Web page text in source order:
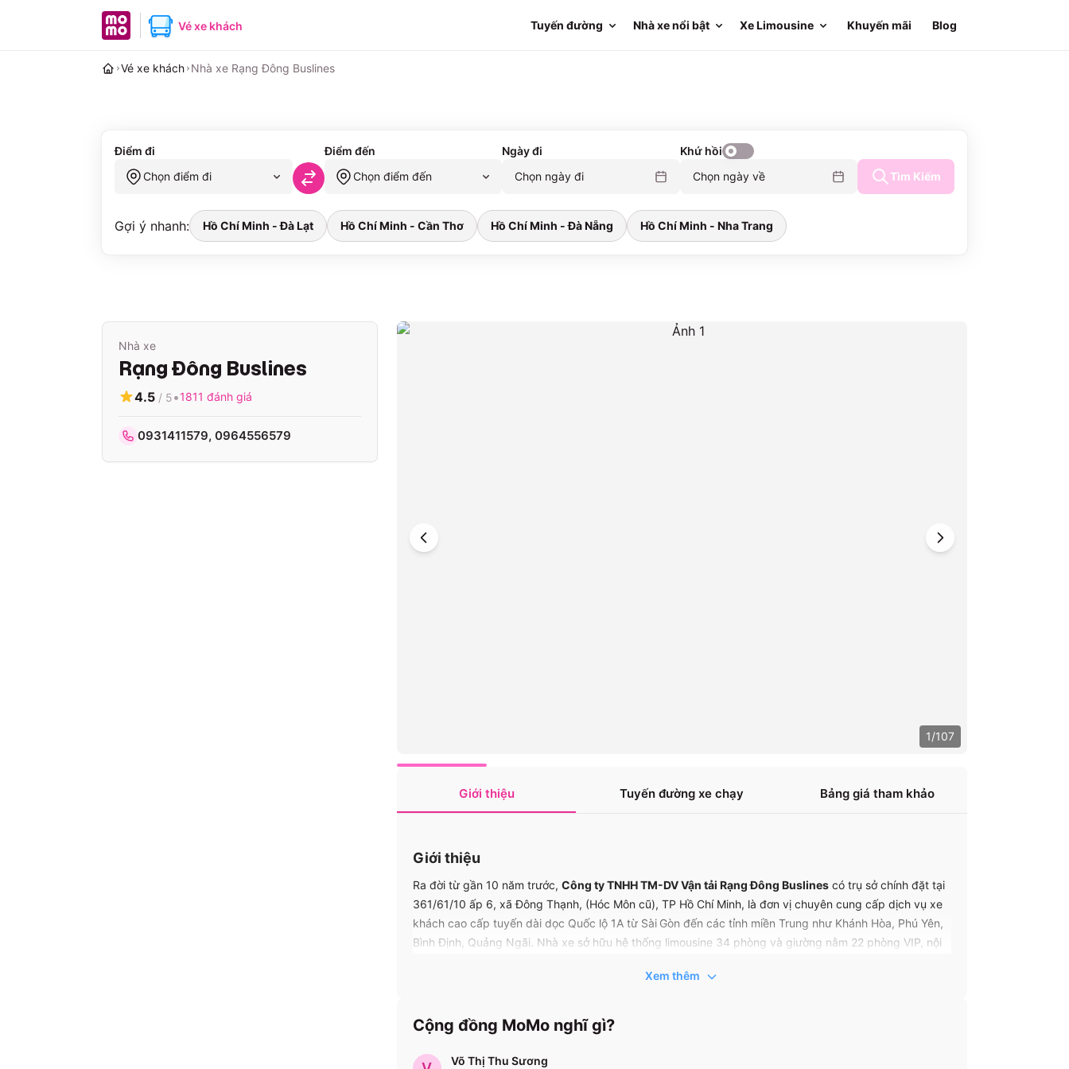
MoMo home pageVé xe khách Tuyến đường Nhà xe nổi bật Xe Limousine Khuyến mãi Blog
Vé xe khách Nhà xe Rạng Đông Buslines
Điểm đi
Chọn điểm đi
Điểm đến
Chọn điểm đến
Ngày đi
Chọn ngày đi
Khứ hồi
Chọn ngày về
Tìm Kiếm
Gợi ý nhanh: Hồ Chí Minh - Đà Lạt Hồ Chí Minh - Cần Thơ Hồ Chí Minh - Đà Nẵng Hồ Chí Minh - Nha Trang
Nhà xe
Rạng Đông Buslines
4.5 / 5•1811 đánh giá
0931411579, 0964556579
1/107
Giới thiệu Tuyến đường xe chạy Bảng giá tham khảo
Giới thiệu
Ra đời từ gần 10 năm trước, Công ty TNHH TM-DV Vận tải Rạng Đông Buslinescó trụ sở chính đặt tại
361/61/10 ấp 6, xã Đông Thạnh, (Hóc Môn cũ), TP Hồ Chí Minh, là đơn vị chuyên cung cấp dịch vụ xe
khách cao cấp tuyến dài dọc Quốc lộ 1A từ Sài Gòn đến các tỉnh miền Trung như Khánh Hòa, Phú Yên,
Bình Định, Quảng Ngãi. Nhà xe sở hữu hệ thống limousine 34 phòng và giường nằm 22 phòng VIP, nội
nghiệm thoải mái, an toàn và sang trọng nhất. Uy tín của Rạng Đông Buslines được khẳng định qua hơn
vụ.
Xem thêm
Cộng đồng MoMo nghĩ gì?
Võ Thị Thu Sương